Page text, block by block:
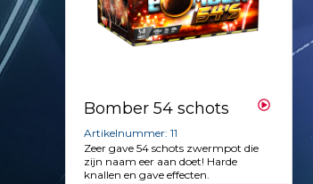
Bomber 54 schots
Artikelnummer: 11
Zeer gave 54 schots zwermpot die
zijn naam eer aan doet! Harde
knallen en gave effecten.